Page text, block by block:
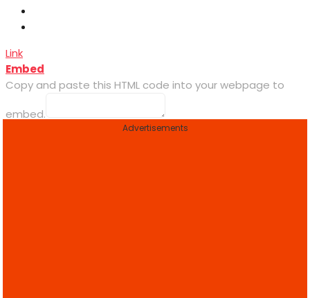
Link
Embed
Copy and paste this HTML code into your webpage to
embed.
Advertisements